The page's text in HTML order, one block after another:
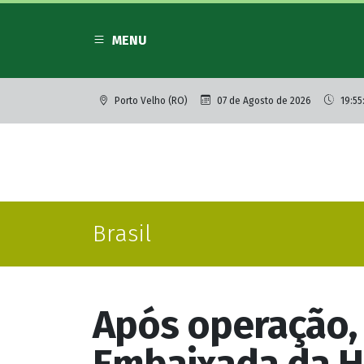
MENU
Porto Velho (RO) 07 de Agosto de 2026